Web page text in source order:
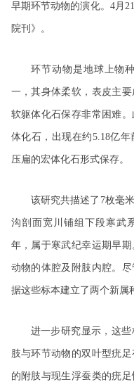
早期环节动物的演化。4月
院刊》。
环节动物是地球上物
一，其身体柔软，表皮主
软躯体化石保存非常困难
体化石，出现在约5.18亿
压扁的宏体化石形式保存。
该研究共描述了7枚毫
沟剖面宽川铺组下段寒武
年，属于寒武纪幸运期早
动物的体腔及附肢内腔。
据这些标本建立了两个新
进一步研究显示，这
肢与环节动物的双叶型疣
的附肢与现生浮蚕类的疣